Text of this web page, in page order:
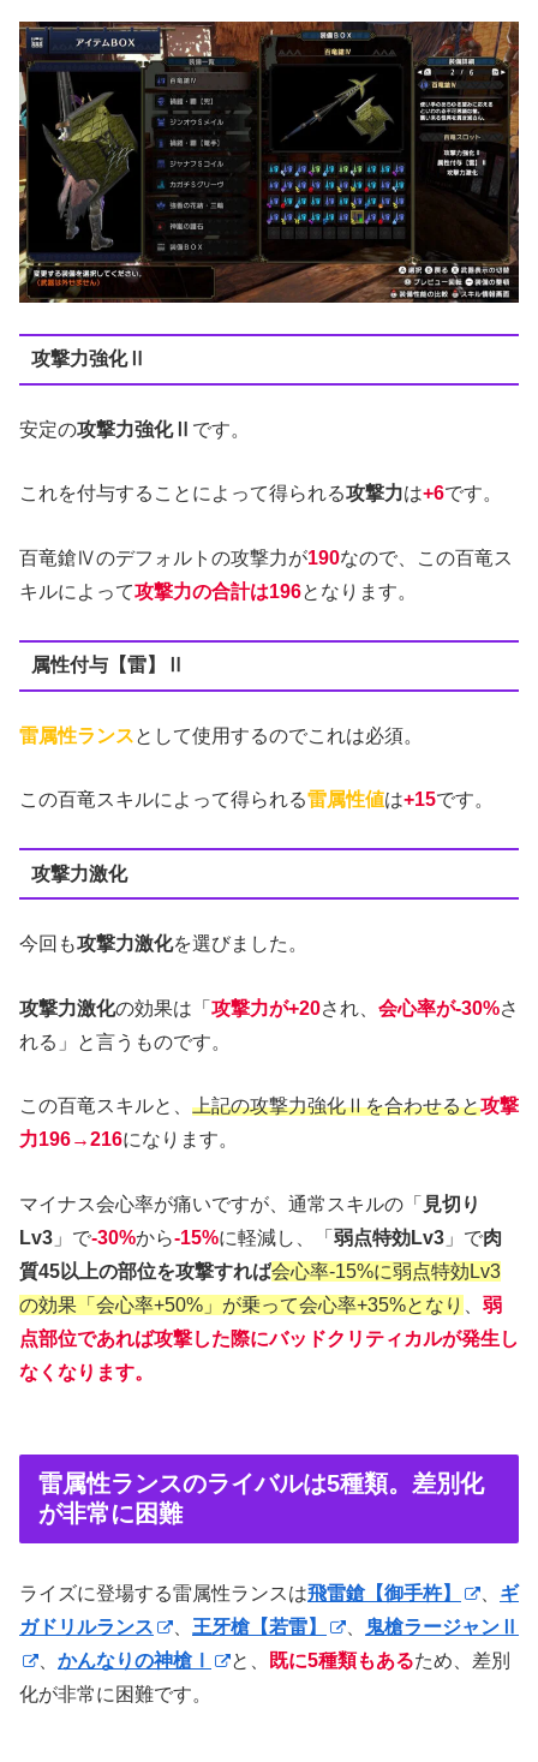
攻撃力強化Ⅱ
安定の攻撃力強化Ⅱ です。
これを付与することによって得られる攻撃力は+6です。
百竜鎗Ⅳのデフォルトの攻撃力が190なので、この百竜ス
キルによって攻撃力の合計は196となります。
属性付与【雷】Ⅱ
雷属性ランスとして使用するのでこれは必須。
この百竜スキルによって得られる雷属性値は+15です。
攻撃力激化
今回も攻撃力激化を選びました。
攻撃力激化の効果は「 攻撃力が+20され、 会心率が-30%さ
れる」と言うものです。
この百竜スキルと、 上記の攻撃力強化Ⅱを合わせると攻撃
力196→216になります。
マイナス会心率が痛いですが、通常スキルの「 見切り
Lv3 」で-30%から-15%に軽減し、「 弱点特効Lv3 」で肉
質45以上の部位を攻撃すれば会心率-15%に弱点特効Lv3
の効果「会心率+50%」が乗って会心率+35%となり
弱
点部位であれば攻撃した際にバッドクリティカルが発生し
なくなります。
雷属性ランスのライバルは5種類。差別化
が非常に困難
ライズに登場する雷属性ランスは飛雷鎗【御手杵】 、 ギ
ガドリルランス
、 王牙槍【若雷】 、
鬼槍ラージャンⅡ
、 かんなりの神槍Ⅰ と、 既に5種類もあるため、差別
化が非常に困難です。